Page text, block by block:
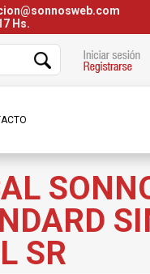
Hs.
SR